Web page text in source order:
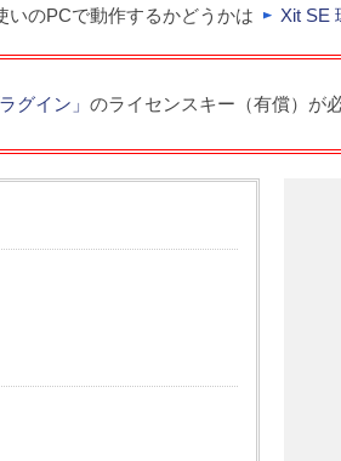
いのPCで動作するかどうかは Xit SE
グイン」 のライセンスキー（有償）が